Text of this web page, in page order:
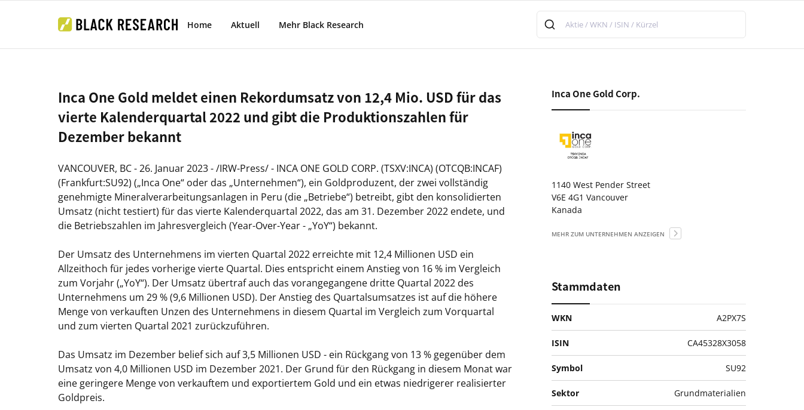
Home Aktuell Mehr Black Research
Inca One Gold meldet einen Rekordumsatz von 12,4 Mio. USD für das
vierte Kalenderquartal 2022 und gibt die Produktionszahlen für
Dezember bekannt
VANCOUVER, BC - 26. Januar 2023 - /IRW-Press/ - INCA ONE GOLD CORP. (TSXV:INCA) (OTCQB:INCAF)
(Frankfurt:SU92) („Inca One“ oder das „Unternehmen“), ein Goldproduzent, der zwei vollständig
genehmigte Mineralverarbeitungsanlagen in Peru (die „Betriebe“) betreibt, gibt den konsolidierten
Umsatz (nicht testiert) für das vierte Kalenderquartal 2022, das am 31. Dezember 2022 endete, und
die Betriebszahlen im Jahresvergleich (Year-Over-Year - „YoY“) bekannt.
Der Umsatz des Unternehmens im vierten Quartal 2022 erreichte mit 12,4 Millionen USD ein
Allzeithoch für jedes vorherige vierte Quartal. Dies entspricht einem Anstieg von 16 % im Vergleich
zum Vorjahr („YoY“). Der Umsatz übertraf auch das vorangegangene dritte Quartal 2022 des
Unternehmens um 29 % (9,6 Millionen USD). Der Anstieg des Quartalsumsatzes ist auf die höhere
Menge von verkauften Unzen des Unternehmens in diesem Quartal im Vergleich zum Vorquartal
und zum vierten Quartal 2021 zurückzuführen.
Das Umsatz im Dezember belief sich auf 3,5 Millionen USD - ein Rückgang von 13 % gegenüber dem
Umsatz von 4,0 Millionen USD im Dezember 2021. Der Grund für den Rückgang in diesem Monat war
eine geringere Menge von verkauftem und exportiertem Gold und ein etwas niedrigerer realisierter
Goldpreis.
Inca One Gold Corp.
1140 West Pender Street
V6E 4G1 Vancouver
Kanada
MEHR ZUM UNTERNEHMEN ANZEIGEN
Stammdaten
WKN A2PX7S
ISIN CA45328X3058
Symbol SU92
Sektor Grundmaterialien